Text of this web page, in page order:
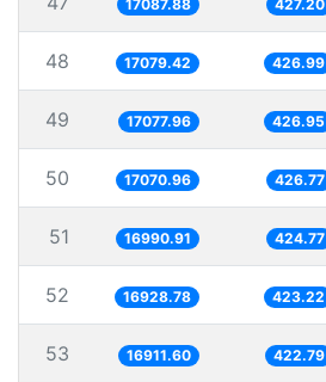
17087.88 427.20
48 17079.42 426.99
49 17077.96 426.95
50 17070.96 426.77
51 16990.91 424.77
52 16928.78 423.22
53 16911.60 422.79